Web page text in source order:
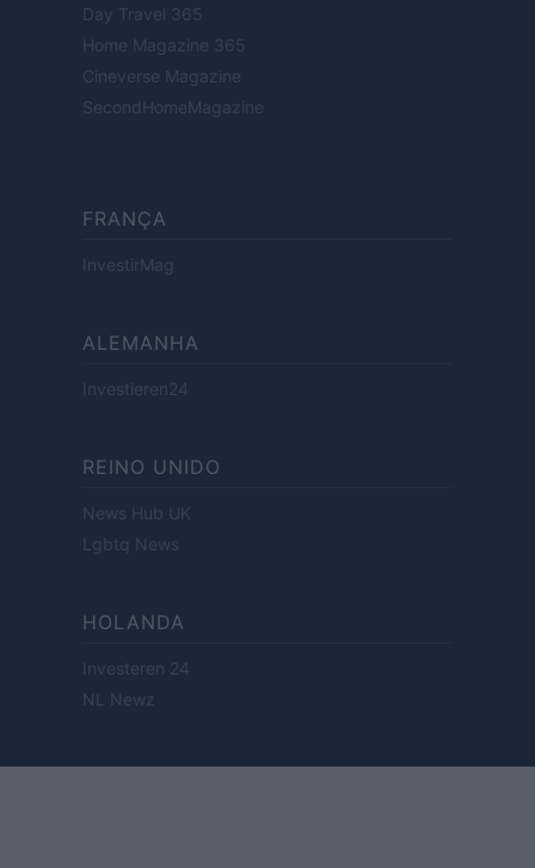
Day Travel 365
Home Magazine 365
Cineverse Magazine
SecondHomeMagazine
FRANÇA
InvestirMag
ALEMANHA
Investieren24
REINO UNIDO
News Hub UK
Lgbtq News
HOLANDA
Investeren 24
NL Newz